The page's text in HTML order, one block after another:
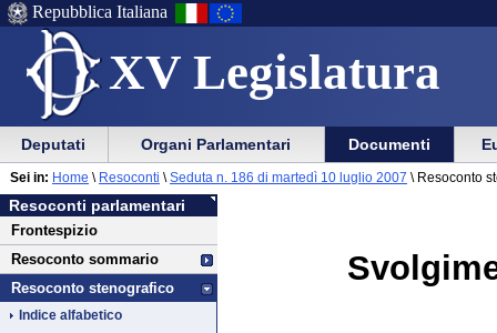
XV Legislatura
Menu
di
ausilio
alla
navigazione
Vai
Menu
di
navigazione
principale
Repubblica Italiana
Menu
di
navigazione
principale
Vai
menu
di
sezione
Deputati Organi Parlamentari Documenti
Vai
al
contenuto
Resoconti parlamentari
Frontespizio
Resoconto sommario
Resoconto stenografico
Indice alfabetico
Sei in: Home \ Resoconti \ Seduta n. 186 di martedì 10 luglio 2007 \ Resoconto